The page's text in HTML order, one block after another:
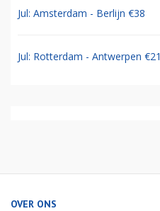
Jul: Amsterdam - Berlijn €38
Jul: Rotterdam - Antwerpen €21
OVER ONS